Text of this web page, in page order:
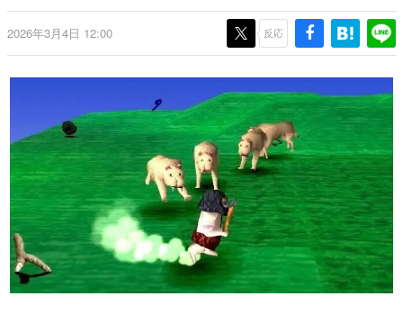
ゲーム世代の作家たち
ゲームに多大な影響を受けた作家さんに取材し、ゲームが
日本モバイルゲーム産業史
日本のモバイルゲーム史における主要なトピック・タイト
ルを網羅するほか、開発者へのインタビューや識者による
解説を掲載。約20年の歴史が一望できる決定版！
若ゲのいたり〜ゲームクリエイターの青春〜
『うつヌケ』『ペンと箸』等で知られるマンガ家・田中圭
一先生によるゲーム業界レポートマンガです。
なんでゲームは面白い？
ゲーム開発者・hamatsu氏がゲームの魅力を画面や操作の
具体的な形から解き明かしていく、硬派で骨太な評論連載
2026年3月4日 12:00 反応